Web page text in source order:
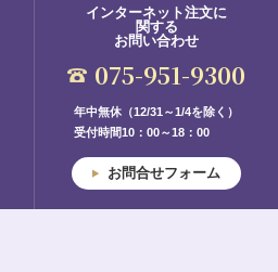
インターネット注文に
関する
お問い合わせ
075-951-9300
年中無休（12/31～1/4を除く）
受付時間10：00～18：00
お問合せフォーム